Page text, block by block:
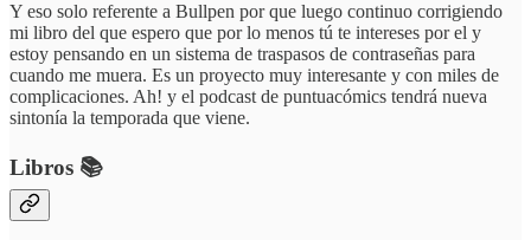
Y eso solo referente a Bullpen por que luego continuo corrigiendo
mi libro del que espero que por lo menos tú te intereses por el y
estoy pensando en un sistema de traspasos de contraseñas para
cuando me muera. Es un proyecto muy interesante y con miles de
complicaciones. Ah! y el podcast de puntuacómics tendrá nueva
sintonía la temporada que viene.
Libros 📚